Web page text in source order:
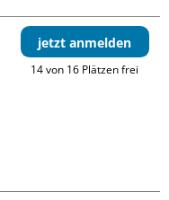
jetzt anmelden
14 von 16 Plätzen frei